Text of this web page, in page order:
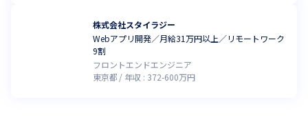
株式会社スタイラジー
Webアプリ開発／月給31万円以上／リモートワーク
9割
フロントエンドエンジニア
東京都
年収 : 372-600万円